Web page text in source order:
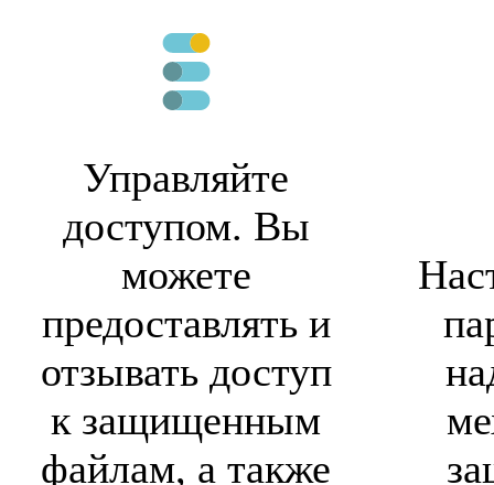
Управляйте
доступом. Вы
можете
предоставлять и
отзывать доступ
к защищенным
файлам, а также